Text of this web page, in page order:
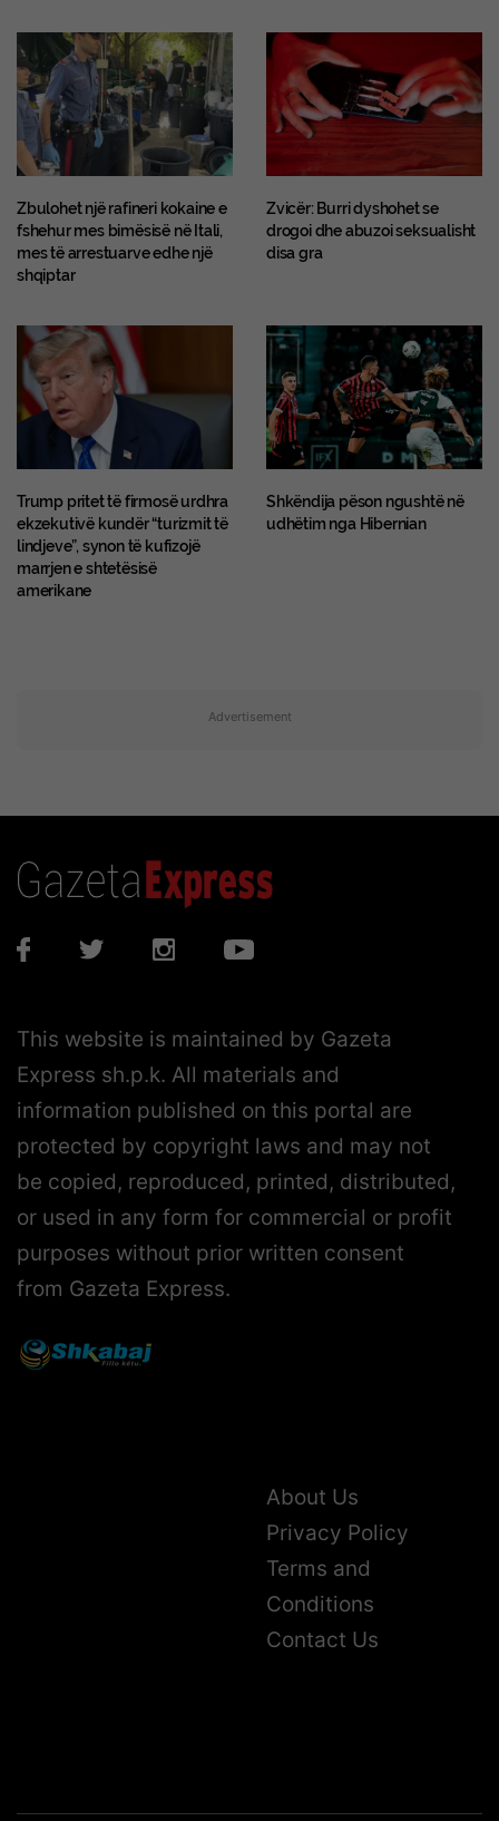
Zbulohet një rafineri kokaine e
fshehur mes bimësisë në Itali,
mes të arrestuarve edhe një
shqiptar
Zvicër: Burri dyshohet se
drogoi dhe abuzoi seksualisht
disa gra
Trump pritet të firmosë urdhra
ekzekutivë kundër “turizmit të
lindjeve”, synon të kufizojë
marrjen e shtetësisë
amerikane
Shkëndija pëson ngushtë në
udhëtim nga Hibernian
Advertisement
This website is maintained by Gazeta
Express sh.p.k. All materials and
information published on this portal are
protected by copyright laws and may not
be copied, reproduced, printed, distributed,
or used in any form for commercial or profit
purposes without prior written consent
from Gazeta Express.
About Us
Privacy Policy
Terms and
Conditions
Contact Us